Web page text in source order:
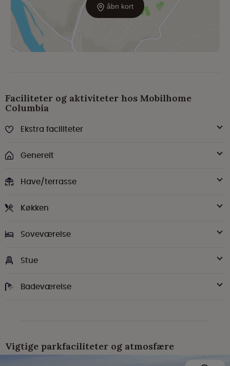
åbn kort
Faciliteter og aktiviteter hos Mobilhome
Columbia
Ekstra faciliteter
Generelt
Have/terrasse
Køkken
Soveværelse
Stue
Badeværelse
Vigtige parkfaciliteter og atmosfære